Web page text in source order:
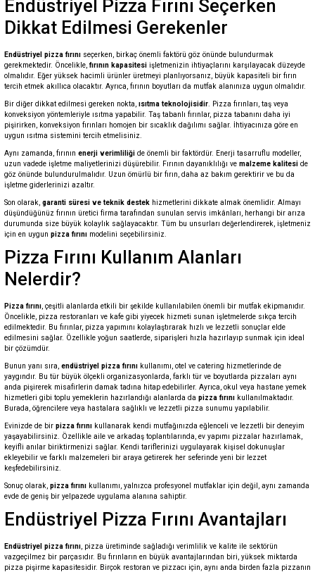
Endüstriyel Pizza Fırını Seçerken
Dikkat Edilmesi Gerekenler
Endüstriyel pizza fırını seçerken, birkaç önemli faktörü göz önünde bulundurmak
gerekmektedir. Öncelikle,fırının kapasitesi işletmenizin ihtiyaçlarını karşılayacak düzeyde
olmalıdır. Eğer yüksek hacimli ürünler üretmeyi planlıyorsanız, büyük kapasiteli bir fırın
tercih etmek akıllıca olacaktır. Ayrıca, fırının boyutları da mutfak alanınıza uygun olmalıdır.
Bir diğer dikkat edilmesi gereken nokta, ısıtma teknolojisidir . Pizza fırınları, taş veya
konveksiyon yöntemleriyle ısıtma yapabilir. Taş tabanlı fırınlar, pizza tabanını daha iyi
pişirirken, konveksiyon fırınları homojen bir sıcaklık dağılımı sağlar. İhtiyacınıza göre en
uygun ısıtma sistemini tercih etmelisiniz.
Aynı zamanda, fırının enerji verimliliği de önemli bir faktördür. Enerji tasarruflu modeller,
uzun vadede işletme maliyetlerinizi düşürebilir. Fırının dayanıklılığı ve malzeme kalitesi de
göz önünde bulundurulmalıdır. Uzun ömürlü bir fırın, daha az bakım gerektirir ve bu da
işletme giderlerinizi azaltır.
Son olarak, garanti süresi ve teknik destek hizmetlerini dikkate almak önemlidir. Almayı
düşündüğünüz fırının üretici firma tarafından sunulan servis imkânları, herhangi bir arıza
durumunda size büyük kolaylık sağlayacaktır. Tüm bu unsurları değerlendirerek, işletmeniz
için en uygun pizza fırını modelini seçebilirsiniz.
Pizza Fırını Kullanım Alanları
Nelerdir?
Pizza fırını , çeşitli alanlarda etkili bir şekilde kullanılabilen önemli bir mutfak ekipmanıdır.
Öncelikle, pizza restoranları ve kafe gibi yiyecek hizmeti sunan işletmelerde sıkça tercih
edilmektedir. Bu fırınlar, pizza yapımını kolaylaştırarak hızlı ve lezzetli sonuçlar elde
edilmesini sağlar. Özellikle yoğun saatlerde, siparişleri hızla hazırlayıp sunmak için ideal
bir çözümdür.
Bunun yanı sıra, endüstriyel pizza fırını kullanımı, otel ve catering hizmetlerinde de
yaygındır. Bu tür büyük ölçekli organizasyonlarda, farklı tür ve boyutlarda pizzaları aynı
anda pişirerek misafirlerin damak tadına hitap edebilirler. Ayrıca, okul veya hastane yemek
hizmetleri gibi toplu yemeklerin hazırlandığı alanlarda da pizza fırını kullanılmaktadır.
Burada, öğrencilere veya hastalara sağlıklı ve lezzetli pizza sunumu yapılabilir.
Evinizde de bir pizza fırını kullanarak kendi mutfağınızda eğlenceli ve lezzetli bir deneyim
yaşayabilirsiniz. Özellikle aile ve arkadaş toplantılarında, ev yapımı pizzalar hazırlamak,
keyifli anılar biriktirmenizi sağlar. Kendi tariflerinizi uygulayarak kişisel dokunuşlar
ekleyebilir ve farklı malzemeleri bir araya getirerek her seferinde yeni bir lezzet
keşfedebilirsiniz.
Sonuç olarak, pizza fırını kullanımı, yalnızca profesyonel mutfaklar için değil, aynı zamanda
evde de geniş bir yelpazede uygulama alanına sahiptir.
Endüstriyel Pizza Fırını Avantajları
Endüstriyel pizza fırını , pizza üretiminde sağladığı verimlilik ve kalite ile sektörün
vazgeçilmez bir parçasıdır. Bu fırınların en büyük avantajlarından biri, yüksek miktarda
pizza pişirme kapasitesidir. Birçok restoran ve pizzacı için, aynı anda birden fazla pizzanın